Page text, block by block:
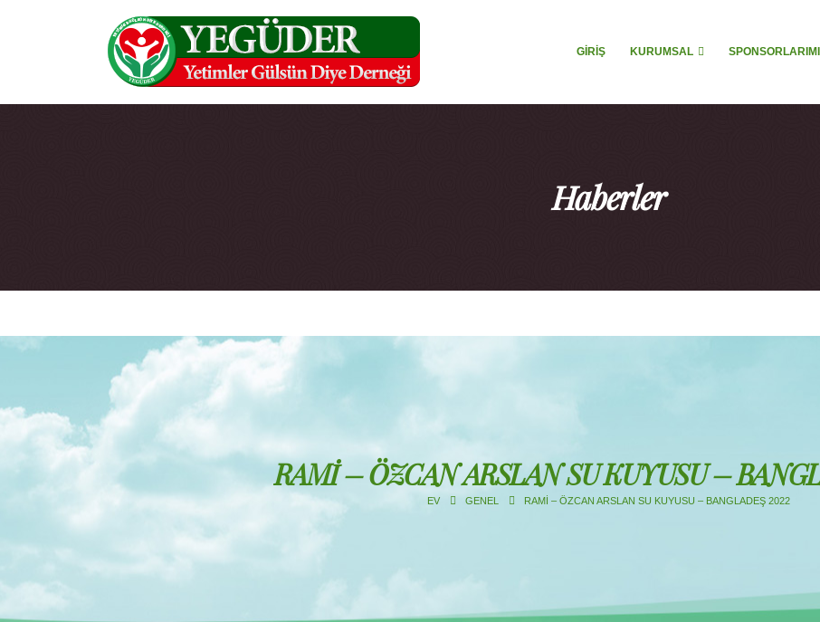
GIRIŞ KURUMSAL
Haberler
RAMİ – ÖZCAN ARSLAN SU KUYUSU –
EV GENEL RAMİ – ÖZCAN ARSLAN SU KUYUSU – BANGLADEŞ 2022